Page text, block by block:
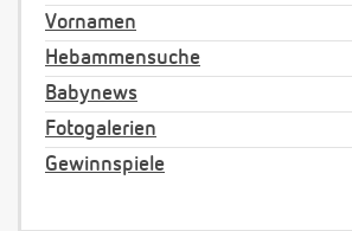
Vornamen
Hebammensuche
Babynews
Fotogalerien
Gewinnspiele